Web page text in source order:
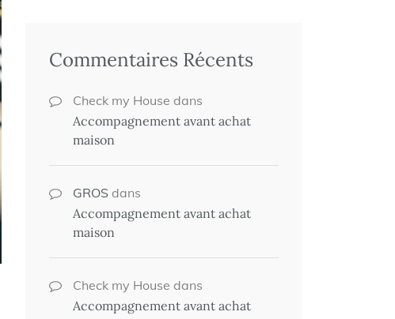
Commentaires Récents
Check my House dans
Accompagnement avant achat
maison
GROS dans
Accompagnement avant achat
maison
Check my House dans
Accompagnement avant achat